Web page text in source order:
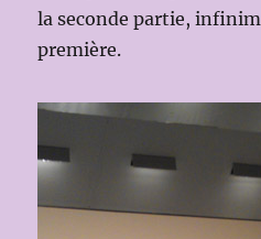
la seconde partie,
première.